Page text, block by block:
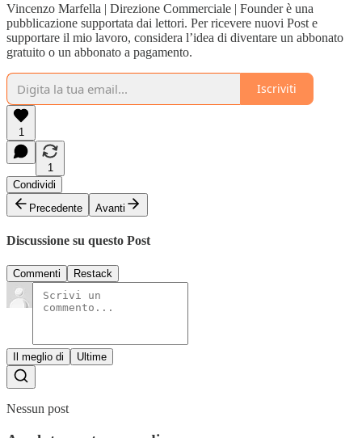
Vincenzo Marfella | Direzione Commerciale | Founder è una
pubblicazione supportata dai lettori. Per ricevere nuovi Post e
supportare il mio lavoro, considera l’idea di diventare un abbonato
gratuito o un abbonato a pagamento.
Iscriviti
1
1
Condividi
Precedente
Avanti
Discussione su questo Post
Commenti Restack
Il meglio di Ultime
Nessun post